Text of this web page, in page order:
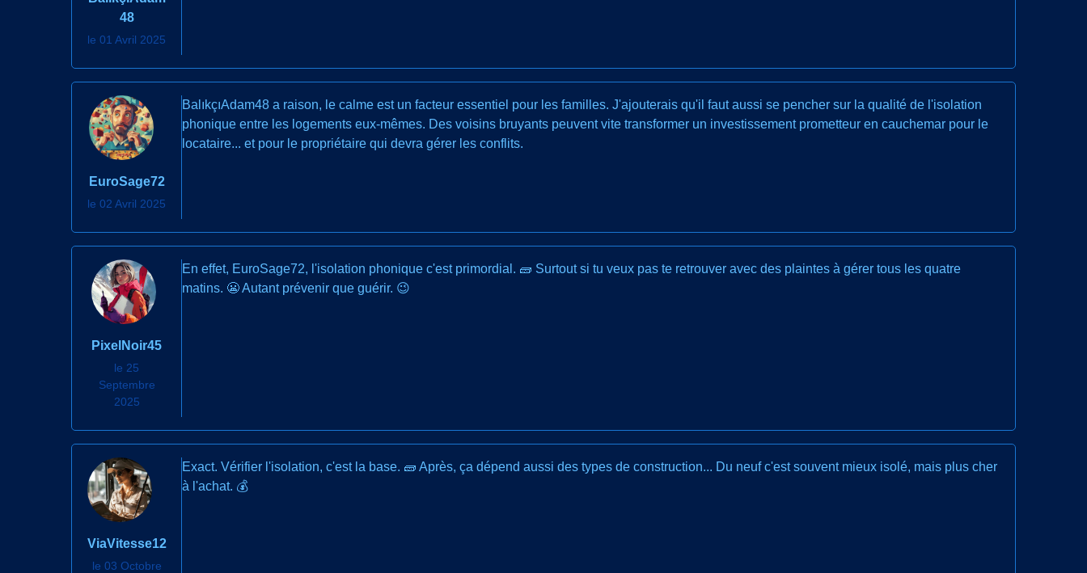
48
le 01 Avril 2025
EuroSage72
le 02 Avril 2025
BalıkçıAdam48 a raison, le calme est un facteur essentiel pour les familles. J'ajouterais qu'il faut aussi se pencher sur la qualité de l'isolation
phonique entre les logements eux-mêmes. Des voisins bruyants peuvent vite transformer un investissement prometteur en cauchemar pour le
locataire... et pour le propriétaire qui devra gérer les conflits.
PixelNoir45
le 25
Septembre
2025
En effet, EuroSage72, l'isolation phonique c'est primordial. 🧱 Surtout si tu veux pas te retrouver avec des plaintes à gérer tous les quatre
matins. 😬 Autant prévenir que guérir. 😉
ViaVitesse12
le 03 Octobre
Exact. Vérifier l'isolation, c'est la base. 🧱 Après, ça dépend aussi des types de construction... Du neuf c'est souvent mieux isolé, mais plus cher
à l'achat. 💰